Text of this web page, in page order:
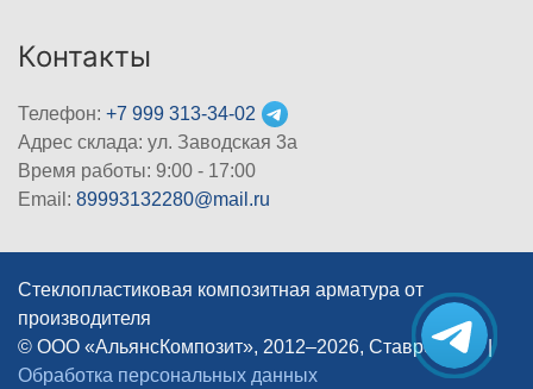
Контакты
Телефон: +7 999 313-34-02
Адрес склада: ул. Заводская 3а
Время работы: 9:00 - 17:00
Email: 89993132280@mail.ru
Стеклопластиковая композитная арматура от
производителя
© ООО «АльянсКомпозит», 2012–2026, Ставрополь
|
Обработка персональных данных